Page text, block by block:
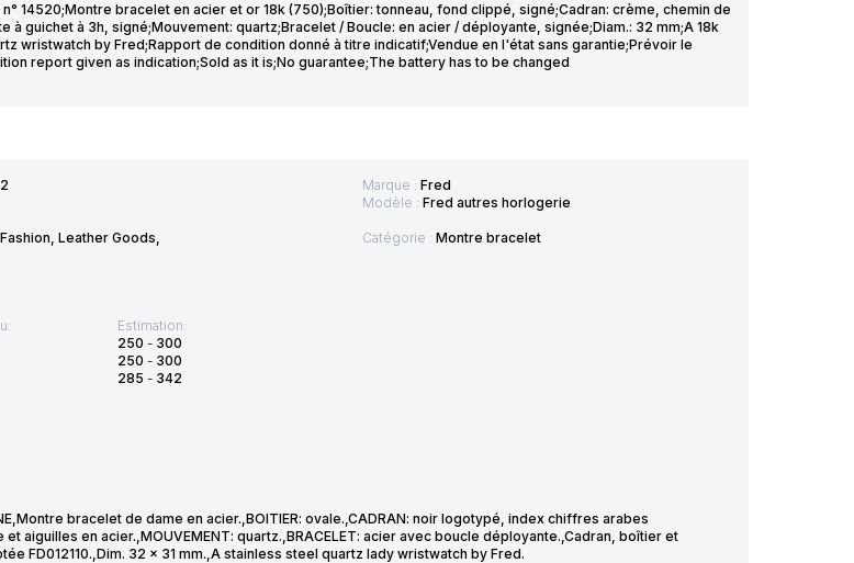
n° 14520;Montre bracelet en acier et or 18k (750);Boîtier: tonneau, fond clippé, signé;Cadran: crème, chemin de
à guichet à 3h, signé;Mouvement: quartz;Bracelet / Boucle: en acier / déployante, signée;Diam.: 32 mm;A 18k
wristwatch by Fred;Rapport de condition donné à titre indicatif;Vendue en l'état sans garantie;Prévoir le
report given as indication;Sold as it is;No guarantee;The battery has to be changed
Leather Goods,
Estimation:
250 - 300
250 - 300
285 - 342
Marque : Fred
Modèle : Fred autres horlogerie
Catégorie : Montre bracelet
bracelet de dame en acier.,BOITIER: ovale.,CADRAN: noir logotypé, index chiffres arabes
aiguilles en acier.,MOUVEMENT: quartz.,BRACELET: acier avec boucle déployante.,Cadran, boîtier et
FD012110.,Dim. 32 x 31 mm.,A stainless steel quartz lady wristwatch by Fred.